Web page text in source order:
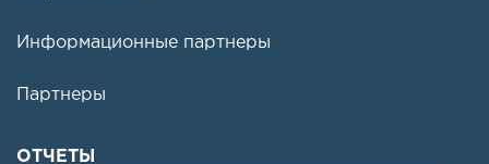
Информационные партнеры
Партнеры
ОТЧЕТЫ